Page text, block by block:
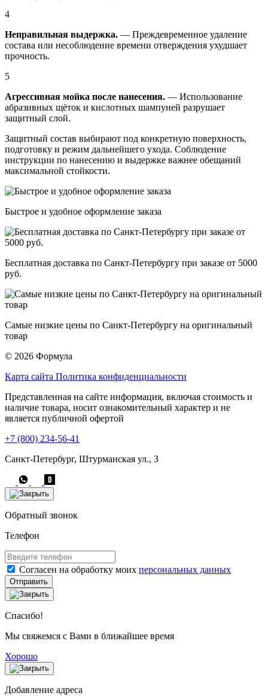
4
Неправильная выдержка. — Преждевременное удаление
состава или несоблюдение времени отверждения ухудшает
прочность.
5
Агрессивная мойка после нанесения. — Использование
абразивных щёток и кислотных шампуней разрушает
защитный слой.
Защитный состав выбирают под конкретную поверхность,
подготовку и режим дальнейшего ухода. Соблюдение
инструкции по нанесению и выдержке важнее обещаний
максимальной стойкости.
Быстрое и удобное оформление заказа
Бесплатная доставка по Санкт-Петербургу при заказе от 5000
руб.
Самые низкие цены по Санкт-Петербургу на оригинальный
товар
© 2026 Формула
Карта сайта Политика конфиденциальности
Представленная на сайте информация, включая стоимость и
наличие товара, носит ознакомительный характер и не
является публичной офертой
+7 (800) 234-56-41
Санкт-Петербург, Штурманская ул., 3
Обратный звонок
Телефон
Согласен на обработку моих персональных данных
Отправить
Спасибо!
Мы свяжемся с Вами в ближайшее время
Хорошо
Добавление адреса